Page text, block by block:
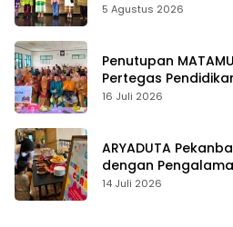
5 Agustus 2026
Penutupan
Pertegas
Karakter
16 Juli 2026
ARYADUTA
dengan
14 Juli 2026